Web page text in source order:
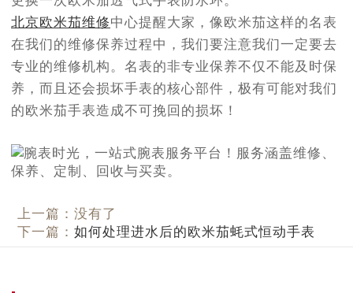
北京欧米茄维修中心提醒大家，像欧米茄这样的名表
在我们的维修保养过程中，我们要注意我们一定要去
专业的维修机构。名表的非专业保养不仅不能及时保
养，而且还会损坏手表的核心部件，极有可能对我们
的欧米茄手表造成不可挽回的损坏！
上一篇：没有了
下一篇：如何处理进水后的欧米茄蚝式恒动手表